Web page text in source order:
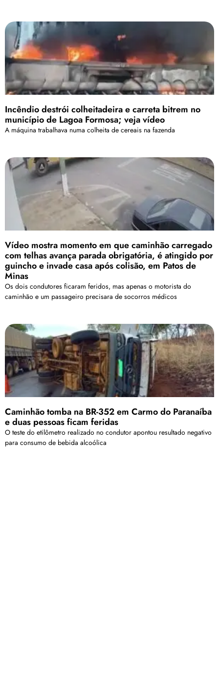
Incêndio destrói colheitadeira e carreta bitrem no
município de Lagoa Formosa; veja vídeo
A máquina trabalhava numa colheita de cereais na fazenda
Vídeo mostra momento em que caminhão carregado
com telhas avança parada obrigatória, é atingido por
guincho e invade casa após colisão, em Patos de
Minas
Os dois condutores ficaram feridos, mas apenas o motorista do
caminhão e um passageiro precisara de socorros médicos
Caminhão tomba na BR-352 em Carmo do Paranaíba
e duas pessoas ficam feridas
O teste do etilômetro realizado no condutor apontou resultado negativo
para consumo de bebida alcoólica